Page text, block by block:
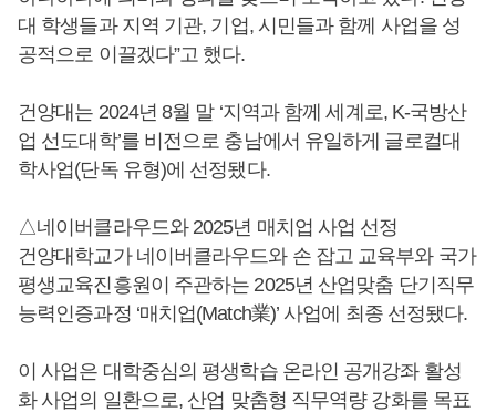
대 학생들과 지역 기관, 기업, 시민들과 함께 사업을 성
공적으로 이끌겠다”고 했다.
건양대는 2024년 8월 말 ‘지역과 함께 세계로, K-국방산
업 선도대학’를 비전으로 충남에서 유일하게 글로컬대
학사업(단독 유형)에 선정됐다.
△네이버클라우드와 2025년 매치업 사업 선정
건양대학교가 네이버클라우드와 손 잡고 교육부와 국가
평생교육진흥원이 주관하는 2025년 산업맞춤 단기직무
능력인증과정 ‘매치업(Match業)’ 사업에 최종 선정됐다.
이 사업은 대학중심의 평생학습 온라인 공개강좌 활성
화 사업의 일환으로, 산업 맞춤형 직무역량 강화를 목표